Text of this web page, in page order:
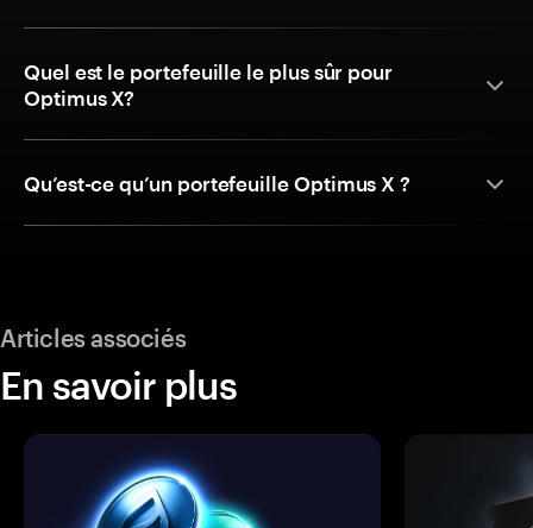
Quel est le portefeuille le plus sûr pour
Optimus X?
Qu’est-ce qu’un portefeuille Optimus X ?
Articles associés
En savoir plus